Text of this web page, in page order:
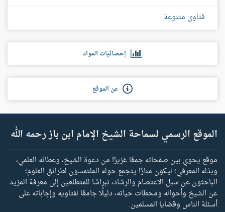
فتاوى متنوعة
إحصائيات المواد
عن الموقع
الموقع الرسمي لسماحة الشيخ الإمام ابن باز رحمه الله
موقع يحوي بين صفحاته جمعًا غزيرًا من دعوة الشيخ، وعطائه العلمي،
وبذله المعرفي؛ ليكون منارًا يتجمع حوله الملتمسون لطرائق العلوم؛
الباحثون عن سبل الاعتصام والرشاد، نبراسًا للمتطلعين إلى معرفة المزيد
عن الشيخ وأحواله ومحطات حياته، دليلًا جامعًا لفتاويه وإجاباته على
أسئلة الناس وقضايا المسلمين.